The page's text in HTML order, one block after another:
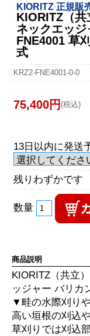
KIORITZ 正規販
KIORITZ（
ネックエッ
FNE4001 草
式
KRZ2-FNE4001-0-0
75,400円 (税込)
13日以内に発送
残りわずかです
数量
商品説明
KIORITZ（共立
ッジャー バリカ
▼畦の水際刈り
高い垣根の刈込
草刈りでは刈込